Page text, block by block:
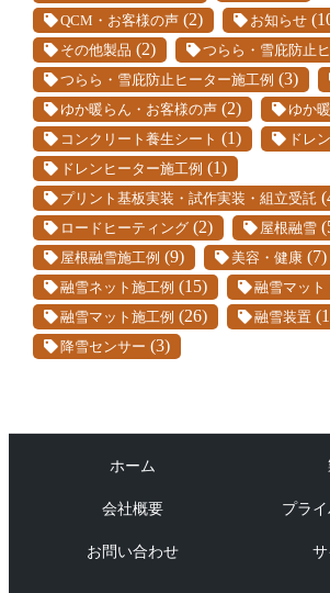
QCM・お客様の声 (2) お知らせ
その他製品 (2) つらら・雪庇防止
つらら・雪庇防止ヒーター施工例 (3)
ゆか暖らん・お客様の声 (2) ゆか
コンクリート養生シート (1) ドレ
ドレンヒーター施工例 (1)
プリント基板実装・試作実装・組立受託
ロードヒーティング (2) 屋根融雪
屋根融雪施工例 (9) 美容・健康 (7)
融雪ネット施工例 (15) 融雪マット
融雪マット施工例 (26) 融雪装置
降雪センサー (3)
ホーム
会社概要 プラ
お問い合わせ